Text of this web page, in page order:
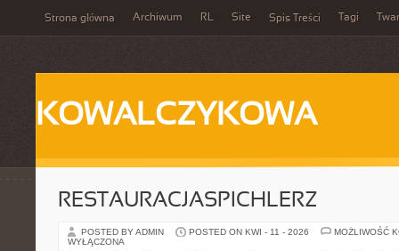
Strona główna Archiwum RL Site Spis Treści Tagi
KOWALCZYKOWA
RESTAURACJASPICHLERZ
POSTED BY ADMIN POSTED ON KWI - 11 - 2026
MOŻLIWOŚĆ
WYŁĄCZONA